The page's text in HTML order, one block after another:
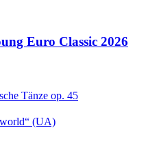
Euro Classic 2026
Tänze op. 45
(UA)